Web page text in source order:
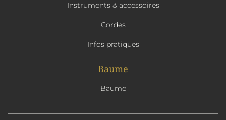
Instruments & accessoires
Cordes
Infos pratiques
Baume
Baume